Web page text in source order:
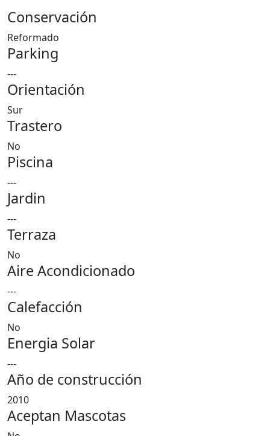
Conservación
Reformado
Parking
---
Orientación
Sur
Trastero
No
Piscina
---
Jardin
---
Terraza
No
Aire Acondicionado
---
Calefacción
No
Energia Solar
---
Año de construcción
2010
Aceptan Mascotas